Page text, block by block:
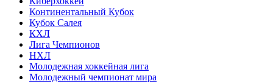
Континентальный Кубок
Кубок Салея
КХЛ
Лига Чемпионов
НХЛ
Молодежная хоккейная лига
Молодежный чемпионат мира